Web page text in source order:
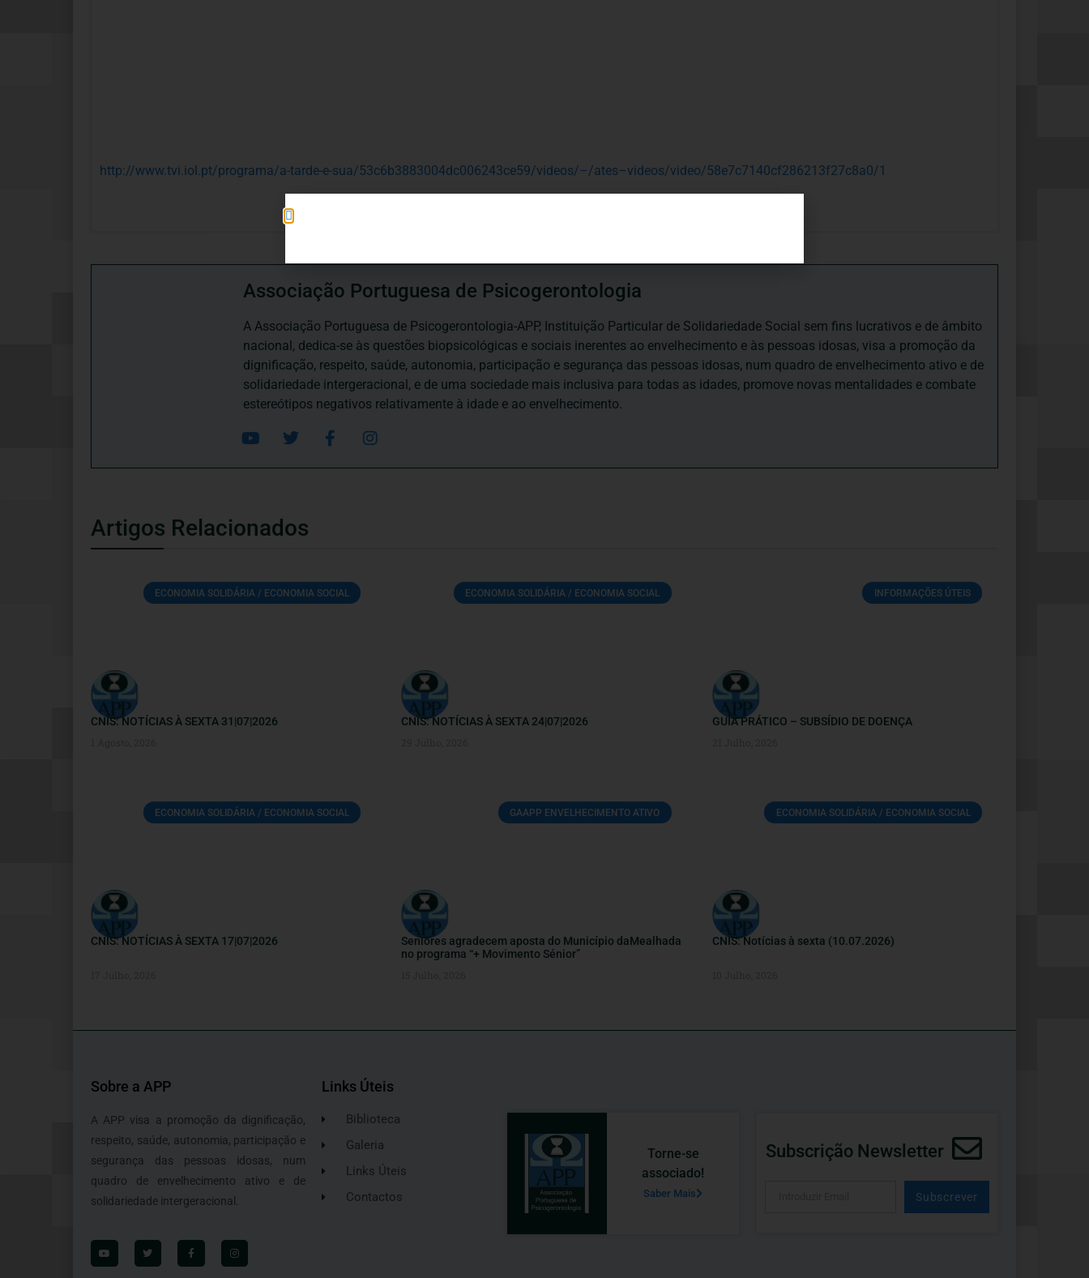
http://www.tvi.iol.pt/programa/a-tarde-e-sua/53c6b3883004dc006243ce59/videos/–/ates–videos/video/58e7c7140cf286213f27c8a0/1
Associação Portuguesa de Psicogerontologia
A Associação Portuguesa de Psicogerontologia-APP, Instituição Particular de Solidariedade Social sem fins lucrativos e de âmbito
nacional, dedica-se às questões biopsicológicas e sociais inerentes ao envelhecimento e às pessoas idosas, visa a promoção da
dignificação, respeito, saúde, autonomia, participação e segurança das pessoas idosas, num quadro de envelhecimento ativo e de
solidariedade intergeracional, e de uma sociedade mais inclusiva para todas as idades, promove novas mentalidades e combate
estereótipos negativos relativamente à idade e ao envelhecimento.
Artigos Relacionados
ECONOMIA SOLIDÁRIA / ECONOMIA SOCIAL
CNIS: NOTÍCIAS À SEXTA 31|07|2026
ECONOMIA SOLIDÁRIA / ECONOMIA SOCIAL
CNIS: NOTÍCIAS À SEXTA 24|07|2026
INFORMAÇÕES ÚTEIS
GUIA PRÁTICO – SUBSÍDIO DE DOENÇA
ECONOMIA SOLIDÁRIA / ECONOMIA SOCIAL
CNIS: NOTÍCIAS À SEXTA 17|07|2026
GAAPP ENVELHECIMENTO ATIVO
Seniores agradecem aposta do Município daMealhada
no programa “+ Movimento Sénior”
ECONOMIA SOLIDÁRIA / ECONOMIA SOCIAL
CNIS: Notícias à sexta (10.07.2026)
Sobre a APP
A APP visa a promoção da dignificação,
respeito, saúde, autonomia, participação e
segurança das pessoas idosas, num
quadro de envelhecimento ativo e de
solidariedade intergeracional.
Links Úteis
Biblioteca
Galeria
Links Úteis
Contactos
Torne-se
associado!
Saber Mais
Subscrição Newsletter
Subscrever